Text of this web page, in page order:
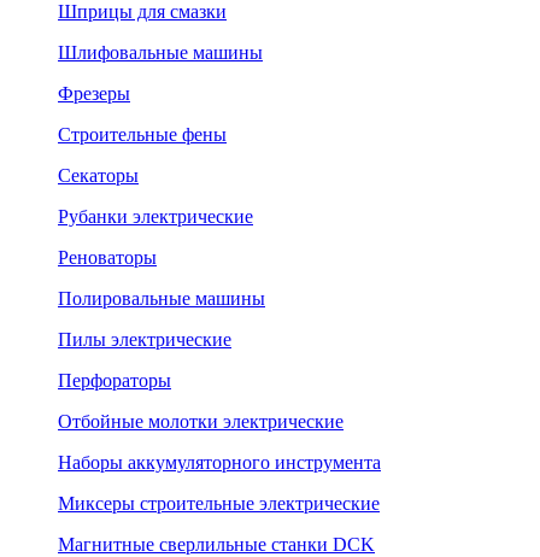
Шприцы для смазки
Шлифовальные машины
Фрезеры
Строительные фены
Секаторы
Рубанки электрические
Реноваторы
Полировальные машины
Пилы электрические
Перфораторы
Отбойные молотки электрические
Наборы аккумуляторного инструмента
Миксеры строительные электрические
Магнитные сверлильные станки DCK